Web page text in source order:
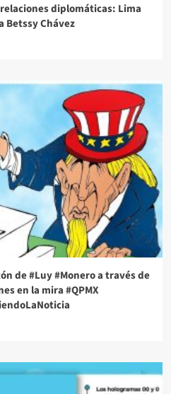
diplomáticas: Lima
Betssy Chávez
de #Luy #Monero a través de
en la mira #QPMX